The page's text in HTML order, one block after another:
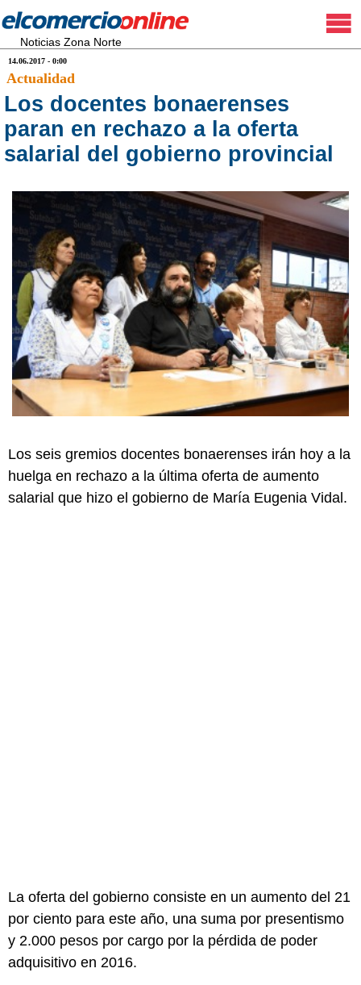
Noticias Zona Norte
14.06.2017 - 0:00
Actualidad
Los docentes bonaerenses
paran en rechazo a la oferta
salarial del gobierno provincial
Los seis gremios docentes bonaerenses irán hoy a la
huelga en rechazo a la última oferta de aumento
salarial que hizo el gobierno de María Eugenia Vidal.
La oferta del gobierno consiste en un aumento del 21
por ciento para este año, una suma por presentismo
y 2.000 pesos por cargo por la pérdida de poder
adquisitivo en 2016.